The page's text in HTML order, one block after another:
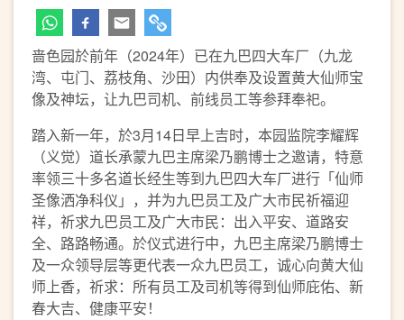
啬色园於前年（2024年）已在九巴四大车厂（九龙
湾、屯门、荔枝角、沙田）内供奉及设置黄大仙师宝
像及神坛，让九巴司机、前线员工等参拜奉祀。
踏入新一年，於3月14日早上吉时，本园监院李耀辉
（义觉）道长承蒙九巴主席梁乃鹏博士之邀请，特意
率领三十多名道长经生等到九巴四大车厂进行「仙师
圣像洒净科仪」，并为九巴员工及广大市民祈福迎
祥，祈求九巴员工及广大市民：出入平安、道路安
全、路路畅通。於仪式进行中，九巴主席梁乃鹏博士
及一众领导层等更代表一众九巴员工，诚心向黄大仙
师上香，祈求：所有员工及司机等得到仙师庇佑、新
春大吉、健康平安！